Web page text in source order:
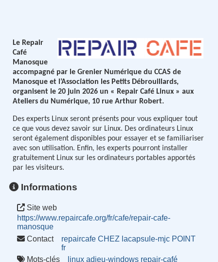
Le Repair
Café
Manosque
accompagné par le Grenier Numérique du CCAS de
Manosque et l’Association les Petits Débrouillards,
organisent le 20 juin 2026 un « Repair Café Linux » aux
Ateliers du Numérique, 10 rue Arthur Robert.
Des experts Linux seront présents pour vous expliquer tout
ce que vous devez savoir sur Linux. Des ordinateurs Linux
seront également disponibles pour essayer et se familiariser
avec son utilisation. Enfin, les experts pourront installer
gratuitement Linux sur les ordinateurs portables apportés
par les visiteurs.
Informations
Site web
https://www.repaircafe.org/fr/cafe/repair-cafe-
manosque
Contact
repaircafe CHEZ lacapsule-mjc POINT
fr
Mots-clés
linux adieu-windows repair-café